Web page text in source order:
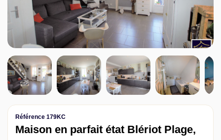
Nos outils
Contact
Référence 179KC
Maison en parfait état Blériot Plage,